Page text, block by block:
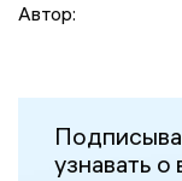
Автор:
узнавать